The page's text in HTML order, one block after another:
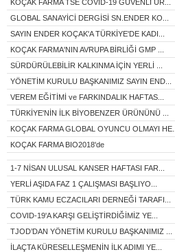
KOÇAK FARMA TSE COVID-19 GÜVENLİ ÜR...
GLOBAL SANAYİCİ DERGİSİ SN.ENDER KO...
SAYIN ENDER KOÇAK'A TÜRKİYE'DE KADI...
KOÇAK FARMA'NIN AVRUPA BİRLİĞİ GMP ...
SÜRDÜRÜLEBİLİR KALKINMA İÇİN YERLİ ...
YÖNETİM KURULU BAŞKANIMIZ SAYIN END...
VEREM EĞİTİMİ ve FARKINDALIK HAFTAS...
TÜRKİYE'NİN İLK BİYOBENZER ÜRÜNÜNÜ ...
KOÇAK FARMA GLOBAL OYUNCU OLMAYI HE...
KOÇAK FARMA BIO2018'de
1-7 NİSAN ULUSAL KANSER HAFTASI FAR...
YERLİ AŞIDA FAZ 1 ÇALIŞMASI BAŞLIYO...
TÜRK KAMU ECZACILARI DERNEĞİ TARAFI...
COVID-19'A KARŞI GELİŞTİRDİĞİMİZ YE...
TJOD’DAN YÖNETİM KURULU BAŞKANIMIZ ...
İLAÇTA KÜRESELLEŞMENİN İLK ADIMI YE...